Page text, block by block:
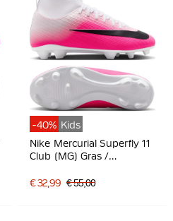
-40% Kids
Nike Mercurial Superfly 11
Club (MG) Gras /
Voetbalschoenen Kids
€ 32,99 € 55,00